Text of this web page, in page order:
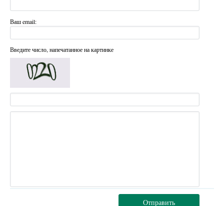
Ваш email:
Введите число, напечатанное на картинке
Отправить